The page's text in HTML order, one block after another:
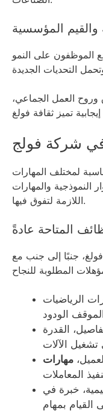
والقيم المؤسسية
الموظفون على النمو
وروح العمل الجماعي،
في شركة فولج
لمختلف المهارات
النموذجية والمهارات
اللازمة لتفوق فيها.
المتاحة عادةً
جنبًا إلى جنب مع
الرياضيات
القدرة
مهارات
خبرة في
القيام بمهام